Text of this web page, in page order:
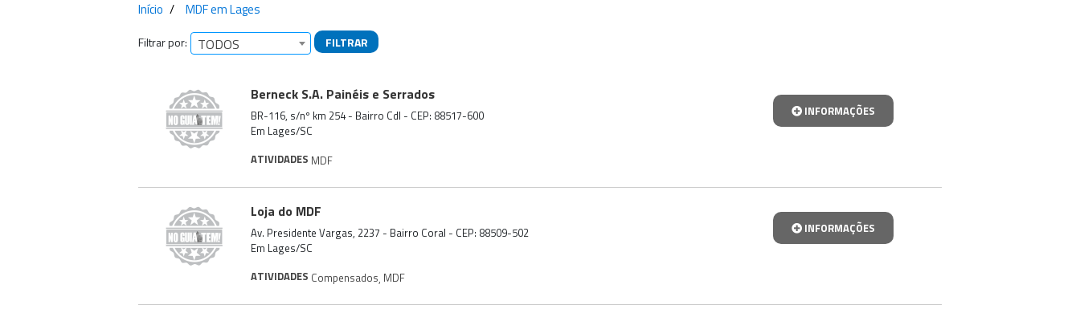
Início MDF em Lages
Filtrar por: TODOS FILTRAR
Berneck S.A. Painéis e Serrados
BR-116, s/nº km 254 - Bairro Cdl - CEP: 88517-600
Em Lages/SC
ATIVIDADES MDF
INFORMAÇÕES
Loja do MDF
Av. Presidente Vargas, 2237 - Bairro Coral - CEP: 88509-502
Em Lages/SC
ATIVIDADES Compensados, MDF
INFORMAÇÕES